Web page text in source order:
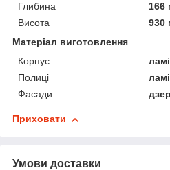
Глибина
166
Висота
930
Матеріал виготовлення
Корпус
Полиці
Фасади
Приховати
Умови доставки